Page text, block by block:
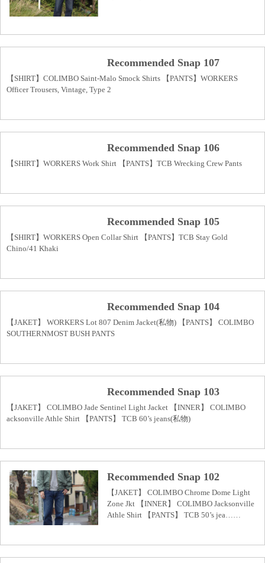
Recommended Snap 107
【SHIRT】COLIMBO Saint-Malo Smock Shirts 【PANTS】WORKERS
Officer Trousers, Vintage, Type 2
Recommended Snap 106
【SHIRT】WORKERS Work Shirt 【PANTS】TCB Wrecking Crew Pants
Recommended Snap 105
【SHIRT】WORKERS Open Collar Shirt 【PANTS】TCB Stay Gold
Chino/41 Khaki
Recommended Snap 104
【JAKET】 WORKERS Lot 807 Denim Jacket(私物) 【PANTS】 COLIMBO
SOUTHERNMOST BUSH PANTS
Recommended Snap 103
【JAKET】 COLIMBO Jade Sentinel Light Jacket 【INNER】 COLIMBO
acksonville Athle Shirt 【PANTS】 TCB 60’s jeans(私物)
Recommended Snap 102
【JAKET】 COLIMBO Chrome Dome Light
Zone Jkt 【INNER】 COLIMBO Jacksonville
Athle Shirt 【PANTS】 TCB 50’s jea……